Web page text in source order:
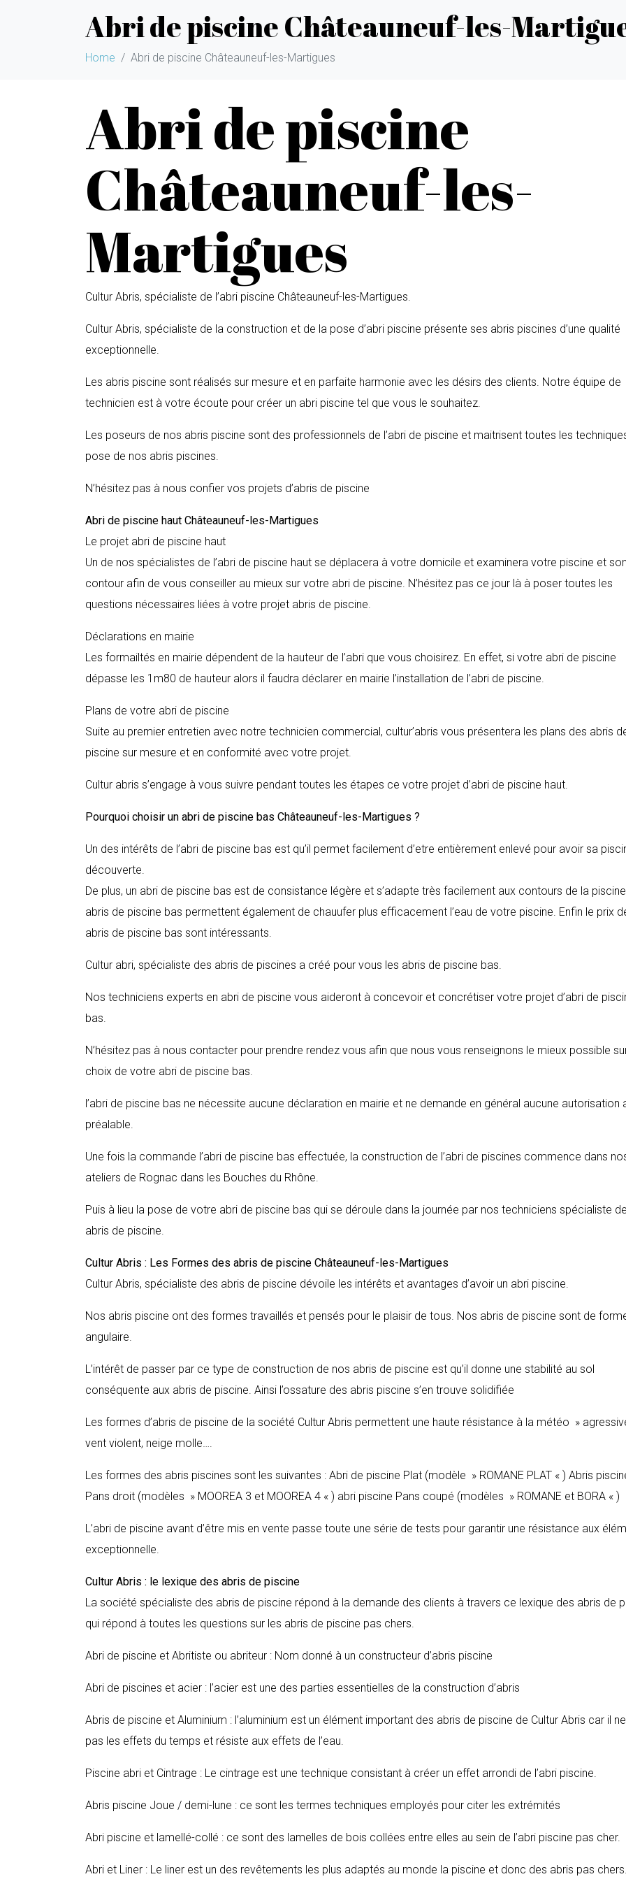
Abri de piscine Châteauneuf-les-
Home Abri de piscine Châteauneuf-les-Martigues
Abri de piscine
Châteauneuf-les-
Martigues
Cultur Abris, spécialiste de l’abri piscine Châteauneuf-les-Martigues.
Cultur Abris, spécialiste de la construction et de la pose d’abri piscine présente ses abris piscines d’une qualité
exceptionnelle.
Les abris piscine sont réalisés sur mesure et en parfaite harmonie avec les désirs des clients. Notre équipe de
technicien est à votre écoute pour créer un abri piscine tel que vous le souhaitez.
Les poseurs de nos abris piscine sont des professionnels de l’abri de piscine et maitrisent toutes les
pose de nos abris piscines.
N’hésitez pas à nous confier vos projets d’abris de piscine
Abri de piscine haut Châteauneuf-les-Martigues
Le projet abri de piscine haut
Un de nos spécialistes de l’abri de piscine haut se déplacera à votre domicile et examinera votre piscine et son
contour afin de vous conseiller au mieux sur votre abri de piscine. N’hésitez pas ce jour là à poser toutes les
questions nécessaires liées à votre projet abris de piscine.
Déclarations en mairie
Les formailtés en mairie dépendent de la hauteur de l’abri que vous choisirez. En effet, si votre abri de piscine
dépasse les 1m80 de hauteur alors il faudra déclarer en mairie l’installation de l’abri de piscine.
Plans de votre abri de piscine
Suite au premier entretien avec notre technicien commercial, cultur’abris vous présentera les plans des abris
piscine sur mesure et en conformité avec votre projet.
Cultur abris s’engage à vous suivre pendant toutes les étapes ce votre projet d’abri de piscine haut.
Pourquoi choisir un abri de piscine bas Châteauneuf-les-Martigues ?
Un des intérêts de l’abri de piscine bas est qu’il permet facilement d’etre entièrement enlevé pour avoir sa
découverte.
De plus, un abri de piscine bas est de consistance légère et s’adapte très facilement aux contours de la
abris de piscine bas permettent également de chauufer plus efficacement l’eau de votre piscine. Enfin le prix
abris de piscine bas sont intéressants.
Cultur abri, spécialiste des abris de piscines a créé pour vous les abris de piscine bas.
Nos techniciens experts en abri de piscine vous aideront à concevoir et concrétiser votre projet d’abri de
bas.
N’hésitez pas à nous contacter pour prendre rendez vous afin que nous vous renseignons le mieux possible
choix de votre abri de piscine bas.
l’abri de piscine bas ne nécessite aucune déclaration en mairie et ne demande en général aucune autorisation
préalable.
Une fois la commande l’abri de piscine bas effectuée, la construction de l’abri de piscines commence dans
ateliers de Rognac dans les Bouches du Rhône.
Puis à lieu la pose de votre abri de piscine bas qui se déroule dans la journée par nos techniciens spécialiste
abris de piscine.
Cultur Abris : Les Formes des abris de piscine Châteauneuf-les-Martigues
Cultur Abris, spécialiste des abris de piscine dévoile les intérêts et avantages d’avoir un abri piscine.
Nos abris piscine ont des formes travaillés et pensés pour le plaisir de tous. Nos abris de piscine sont de
angulaire.
L’intérêt de passer par ce type de construction de nos abris de piscine est qu’il donne une stabilité au sol
conséquente aux abris de piscine. Ainsi l’ossature des abris piscine s’en trouve solidifiée
Les formes d’abris de piscine de la société Cultur Abris permettent une haute résistance à la météo »
vent violent, neige molle….
Les formes des abris piscines sont les suivantes : Abri de piscine Plat (modèle » ROMANE PLAT « ) Abris
Pans droit (modèles » MOOREA 3 et MOOREA 4 « ) abri piscine Pans coupé (modèles » ROMANE et BORA « )
L’abri de piscine avant d’être mis en vente passe toute une série de tests pour garantir une résistance aux
exceptionnelle.
Cultur Abris : le lexique des abris de piscine
La société spécialiste des abris de piscine répond à la demande des clients à travers ce lexique des abris de
qui répond à toutes les questions sur les abris de piscine pas chers.
Abri de piscine et Abritiste ou abriteur : Nom donné à un constructeur d’abris piscine
Abri de piscines et acier : l’acier est une des parties essentielles de la construction d’abris
Abris de piscine et Aluminium : l’aluminium est un élément important des abris de piscine de Cultur Abris car il
pas les effets du temps et résiste aux effets de l’eau.
Piscine abri et Cintrage : Le cintrage est une technique consistant à créer un effet arrondi de l’abri piscine.
Abris piscine Joue / demi-lune : ce sont les termes techniques employés pour citer les extrémités
Abri piscine et lamellé-collé : ce sont des lamelles de bois collées entre elles au sein de l’abri piscine pas cher.
Abri et Liner : Le liner est un des revêtements les plus adaptés au monde la piscine et donc des abris pas